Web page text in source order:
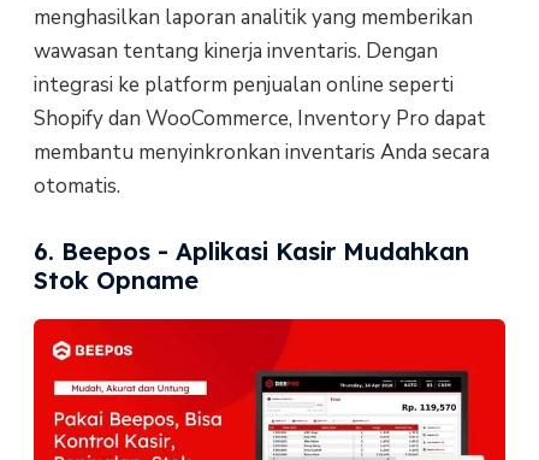
menghasilkan laporan analitik yang memberikan
wawasan tentang kinerja inventaris. Dengan
integrasi ke platform penjualan online seperti
Shopify dan WooCommerce, Inventory Pro dapat
membantu menyinkronkan inventaris Anda secara
otomatis.
6. Beepos - Aplikasi Kasir Mudahkan
Stok Opname